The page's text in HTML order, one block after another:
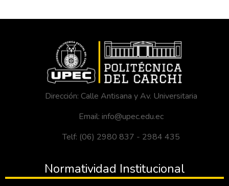
Dirección: Calle Antisana y Av. Universitaria
Email: info@upec.edu.ec
Telf: (06) 2980 837 - 2984 435
Normatividad Institucional